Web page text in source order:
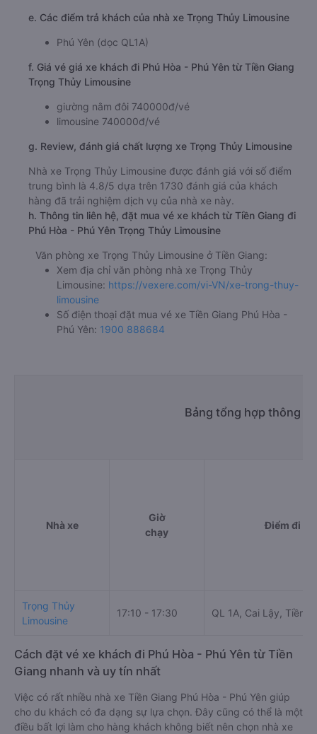
e. Các điểm trả khách của nhà xe Trọng Thủy Limousine
Phú Yên (dọc QL1A)
f. Giá vé giá xe khách đi Phú Hòa - Phú Yên từ Tiền Giang
Trọng Thủy Limousine
giường nằm đôi 740000đ/vé
limousine 740000đ/vé
g. Review, đánh giá chất lượng xe Trọng Thủy Limousine
Nhà xe Trọng Thủy Limousine được đánh giá với số điểm
trung bình là 4.8/5 dựa trên 1730 đánh giá của khách
hàng đã trải nghiệm dịch vụ của nhà xe này.
h. Thông tin liên hệ, đặt mua vé xe khách từ Tiền Giang đi
Phú Hòa - Phú Yên Trọng Thủy Limousine
Văn phòng xe Trọng Thủy Limousine ở Tiền Giang:
Xem địa chỉ văn phòng nhà xe Trọng Thủy
Limousine: https://vexere.com/vi-VN/xe-trong-thuy-
limousine
Số điện thoại đặt mua vé xe Tiền Giang Phú Hòa -
Phú Yên: 1900 888684
Bảng tổng hợp thông
Nhà xe
Giờ
chạy
Điểm đi
Trọng Thủy
Limousine
17:10 - 17:30 QL 1A, Cai Lậy, Tiền
Cách đặt vé xe khách đi Phú Hòa - Phú Yên từ Tiền
Giang nhanh và uy tín nhất
Việc có rất nhiều nhà xe Tiền Giang Phú Hòa - Phú Yên giúp
cho du khách có đa dạng sự lựa chọn. Đây cũng có thể là một
điều bất lợi làm cho hàng khách không biết nên chọn nhà xe